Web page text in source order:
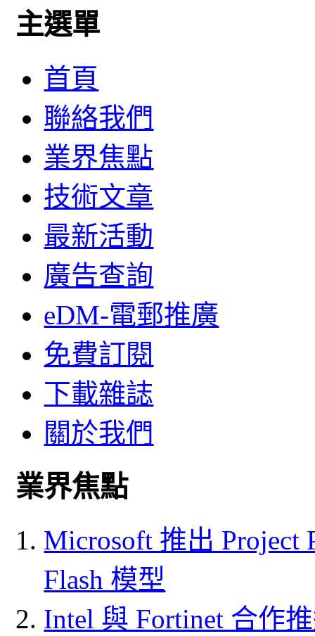
主選單
首頁
聯絡我們
業界焦點
技術文章
最新活動
廣告查詢
eDM-電郵推廣
免費訂閱
下載雜誌
關於我們
業界焦點
Microsoft 推出 Project
Flash 模型
Intel 與 Fortinet 合作